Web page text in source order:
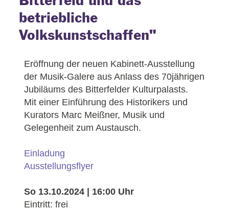
betriebliche
Volkskunstschaffen"
Eröffnung der neuen Kabinett-Ausstellung
der Musik-Galere aus Anlass des 70jährigen
Jubiläums des Bitterfelder Kulturpalasts.
Mit einer Einführung des Historikers und
Kurators Marc Meißner, Musik und
Gelegenheit zum Austausch.
Einladung
Ausstellungsflyer
So 13.10.2024 | 16:00 Uhr
Eintritt: frei